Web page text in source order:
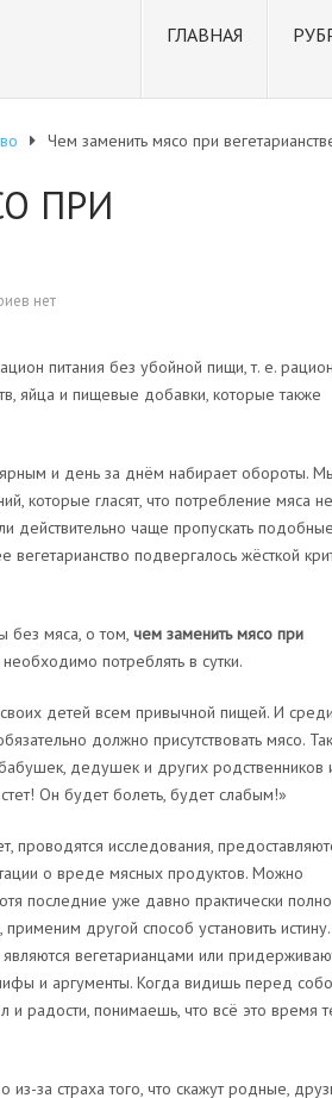
ГЛАВНАЯ
Чем заменить мясо при
ПРИ
нет
питания без убойной пищи, т. е.
яйца и пищевые добавки, которые также
и день за днём набирает обороты.
которые гласят, что потребление мяса
действительно чаще пропускать подобные
подвергалось жёсткой
без мяса, о том, чем заменить мясо при
потреблять в сутки.
детей всем привычной пищей. И среди
должно присутствовать мясо. Так
дедушек и других родственников
Он будет болеть, будет слабым!»
проводятся исследования,
о вреде мясных продуктов. Можно
последние уже давно практически
другой способ установить истину.
вегетарианцами или
и аргументы. Когда видишь перед
радости, понимаешь, что всё это время
за страха того, что скажут родные,